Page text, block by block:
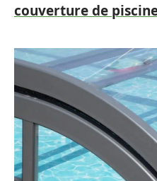
couverture de